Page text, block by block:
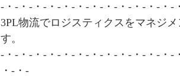
-・-・-・-・-・-・-・-・-・-・-・-・-
3PL物流でロジスティクスをマネジ
す。
-・-・-・-・-・-・-・-・-・-・-・-・-
・-・-